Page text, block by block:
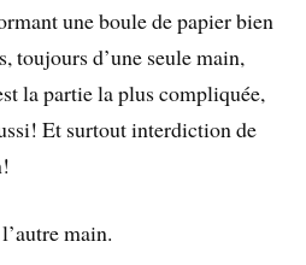
une boule de papier bien
toujours d’une seule main,
la partie la plus compliquée,
Et surtout interdiction de
main.